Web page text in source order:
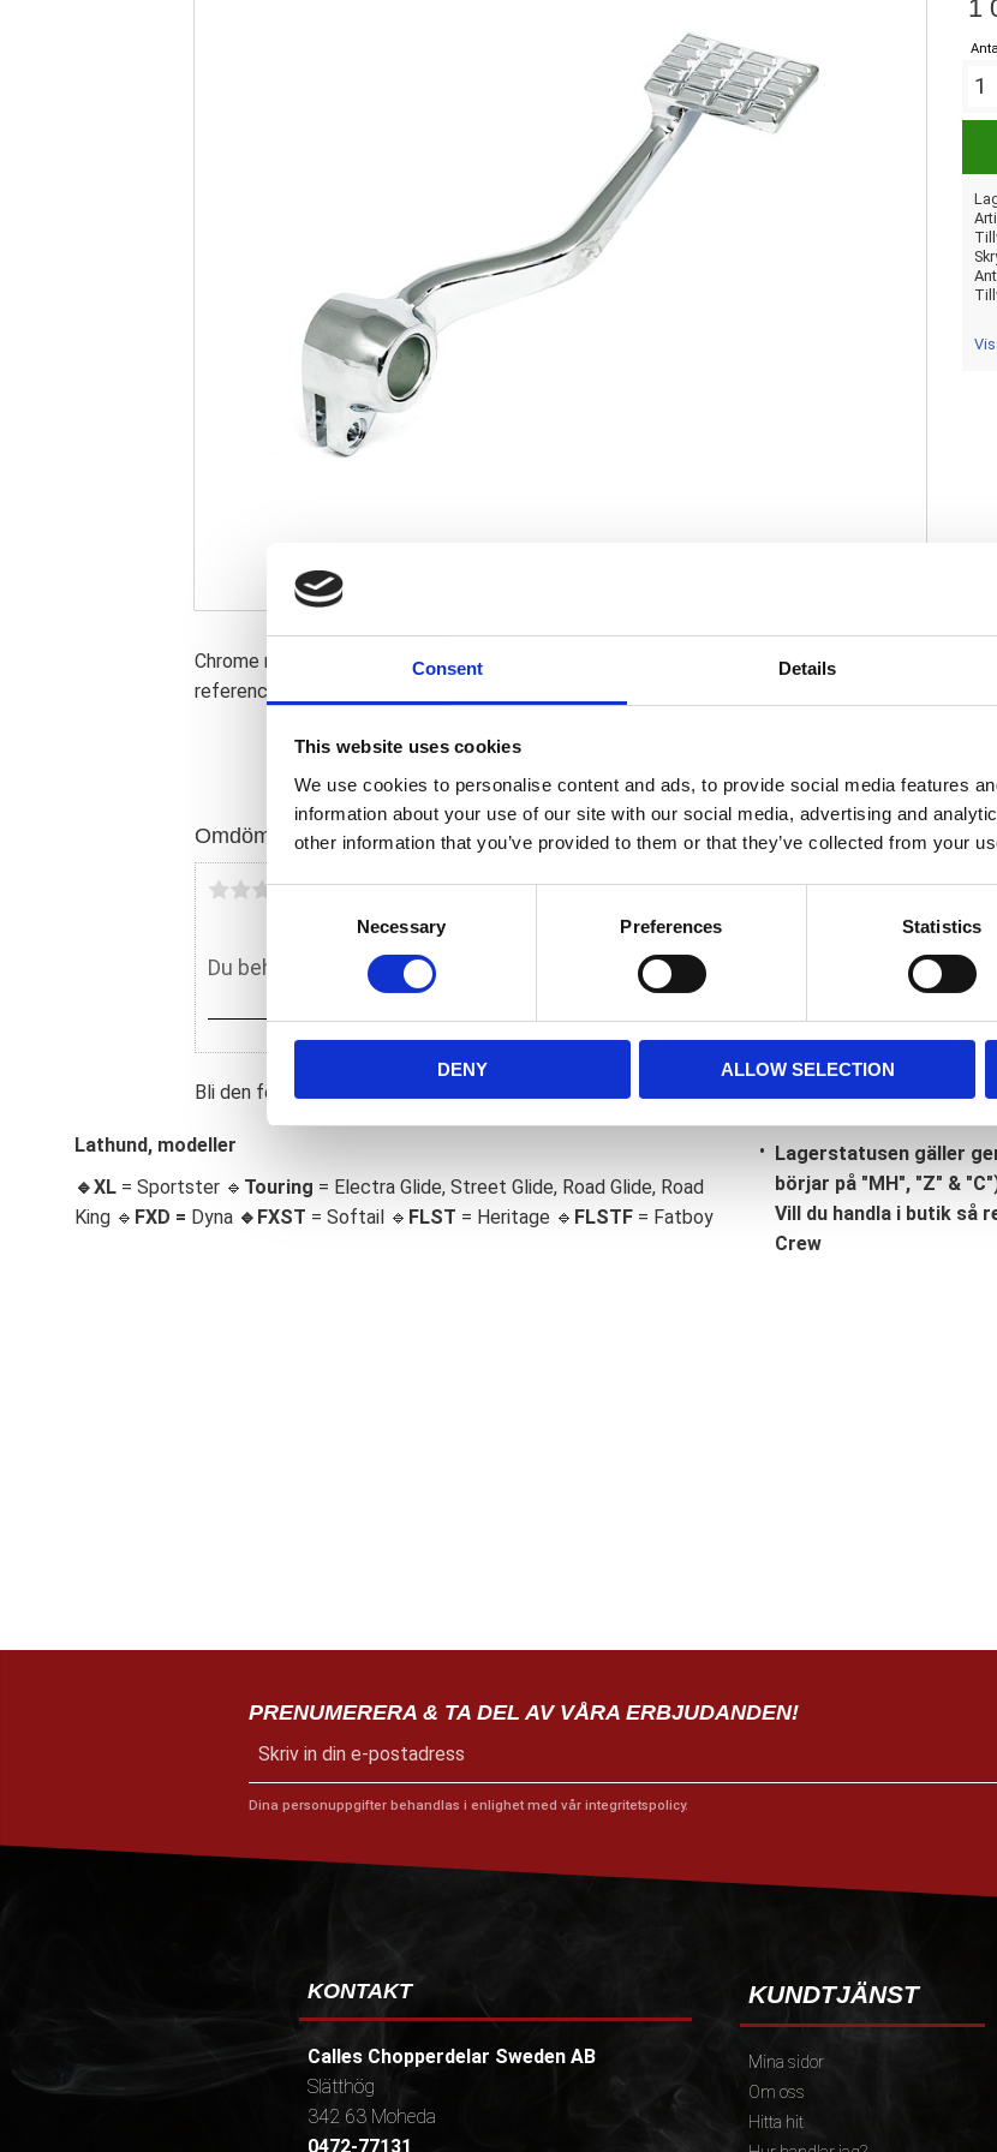
Consent Details
This website uses cookies
We use cookies to personalise content and ads, to provide social media features
information about your use of our site with our social media, advertising and
other information that you’ve provided to them or that they’ve collected from your
C
S
e
e
c
Necessary Preferences Statistics
DENY ALLOW SELECTION
1
Antal
Chrome reproduction one-piece aluminum brake pedal/arm. OEM replacement
reference 42579-99.
Omdömen
Du
Bli den första att lämna ett omdöme.
Lathund, modeller
🔹XL = Sportster 🔹 Touring = Electra Glide, Street Glide, Road Glide, Road
King 🔹 FXD = Dyna 🔹 FXST = Softail 🔹 FLST = Heritage 🔹 FLSTF = Fatboy
Lagerstatusen gäller
börjar på "MH", "Z" &
Vill du handla i butik så
Crew
PRENUMERERA & TA DEL AV VÅRA ERBJUDANDEN!
Dina personuppgifter behandlas i enlighet med vår integritetspolicy.
KONTAKT
Calles Chopperdelar Sweden AB
Slätthög
342 63 Moheda
0472-77131
KUNDTJÄNST
Mina sidor
Om oss
Hitta hit